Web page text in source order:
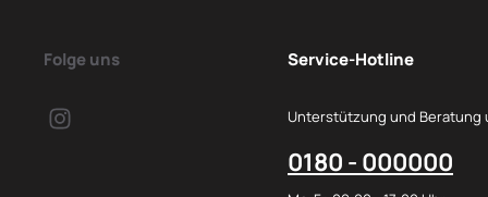
Folge uns Service-Hotline
Unterstützung und Beratung
0180 - 000000